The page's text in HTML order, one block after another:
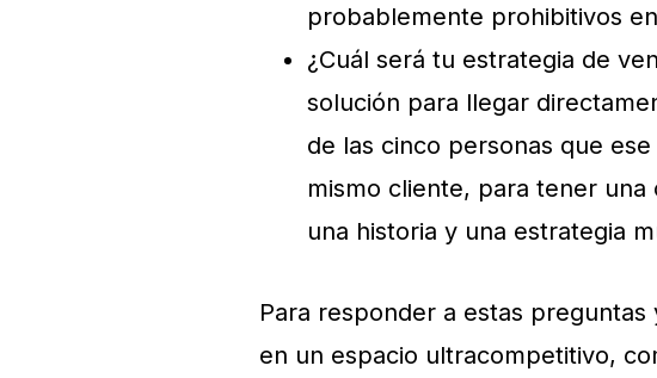
probablemente prohibitivos
¿Cuál será tu estrategia de
solución para llegar
de las cinco personas que
mismo cliente, para tener
una historia y una estrategia
Para responder a estas
en un espacio ultracompetitivo,